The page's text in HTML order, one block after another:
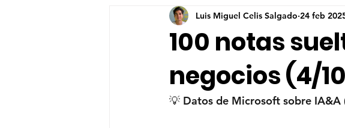
100 notas
negocios (4/
Luis Miguel Celis Salgado 24 feb
💡 Datos de Microsoft sobre IA&A